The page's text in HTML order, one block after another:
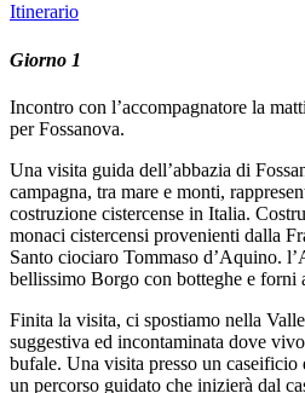
Itinerario
Giorno 1
Incontro con l’accompagnatore la
per Fossanova.
Una visita guida dell’abbazia di
campagna, tra mare e monti,
costruzione cistercense in Italia.
monaci cistercensi provenienti dalla
Santo ciociaro Tommaso d’Aquino.
bellissimo Borgo con botteghe e forni
Finita la visita, ci spostiamo nella
suggestiva ed incontaminata dove
bufale. Una visita presso un
un percorso guidato che inizierà dal